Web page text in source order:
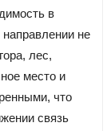
в
не
лес,
место и
что
связь